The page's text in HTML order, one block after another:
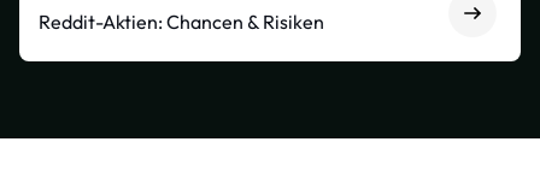
Reddit-Aktien: Chancen & Risiken